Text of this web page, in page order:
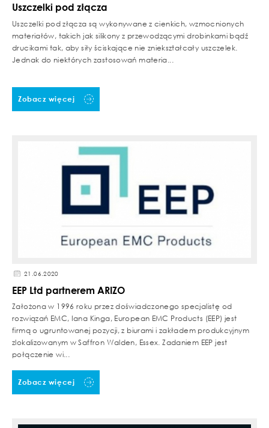
Uszczelki pod złącza
Uszczelki pod złącza są wykonywane z cienkich, wzmocnionych
materiałów, takich jak silikony z przewodzącymi drobinkami bądź
drucikami tak, aby siły ściskające nie zniekształcały uszczelek.
Jednak do niektórych zastosowań materia...
Zobacz więcej
21.06.2020
EEP Ltd partnerem ARIZO
Założona w 1996 roku przez doświadczonego specjalistę od
rozwiązań EMC, Iana Kinga, European EMC Products (EEP) jest
firmą o ugruntowanej pozycji, z biurami i zakładem produkcyjnym
zlokalizowanym w Saffron Walden, Essex. Zadaniem EEP jest
połączenie wi...
Zobacz więcej